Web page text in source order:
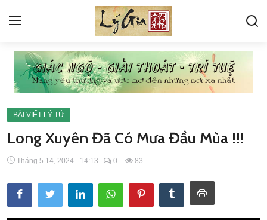
VỀ LÝ GIA
PHIÊN BẢN ĐANG DEMO
THƯ VIỆN ẢNH
TÁC PHẨM LÝ TỨ
BÀI VIẾT LÝ TỨ
Long Xuyên Đã Có Mưa Đầu Mùa !!!
Tháng 5 14, 2024 - 14:13 0 83